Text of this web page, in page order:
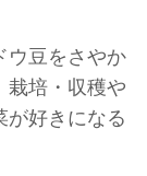
豆をさやか
栽培・収穫や
が好きになる